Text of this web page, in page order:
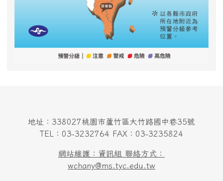
地址：338027桃園市蘆竹區大竹路國中巷35號
TEL：03-3232764 FAX：03-3235824
網站維護：資訊組 聯絡方式：
wchany@ms.tyc.edu.tw